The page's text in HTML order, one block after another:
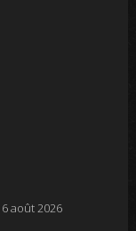
6 août 2026